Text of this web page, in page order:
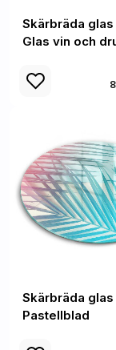
Skärbräda
Glas vin och
Skärbräda
Pastellblad